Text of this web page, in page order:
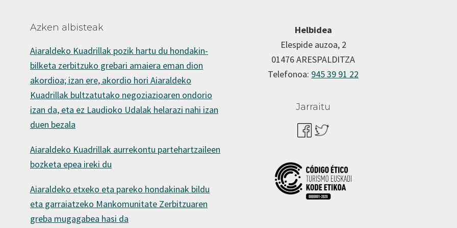
Azken albisteak
Aiaraldeko Kuadrillak pozik hartu du hondakin-
bilketa zerbitzuko grebari amaiera eman dion
akordioa; izan ere, akordio hori Aiaraldeko
Kuadrillak bultzatutako negoziazioaren ondorio
izan da, eta ez Laudioko Udalak helarazi nahi izan
duen bezala
Aiaraldeko Kuadrillak aurrekontu partehartzaileen
bozketa epea ireki du
Aiaraldeko etxeko eta pareko hondakinak bildu
eta garraiatzeko Mankomunitate Zerbitzuaren
greba mugagabea hasi da
Helbidea
Elespide auzoa, 2
01476 ARESPALDITZA
Telefonoa: 945 39 91 22
Jarraitu